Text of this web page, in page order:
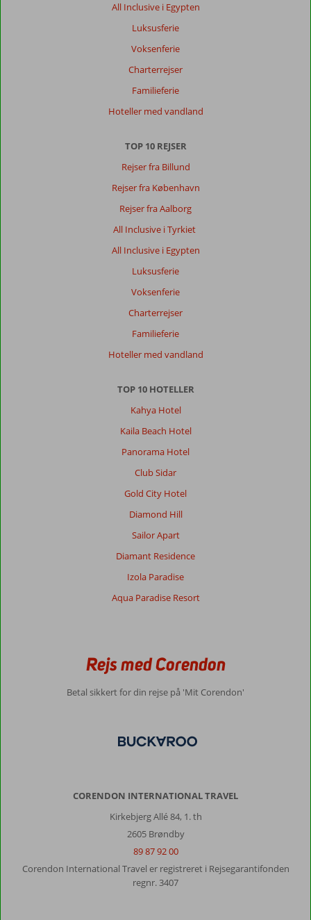
All Inclusive i Egypten
Luksusferie
Voksenferie
Charterrejser
Familieferie
Hoteller med vandland
TOP 10 REJSER
Rejser fra Billund
Rejser fra København
Rejser fra Aalborg
All Inclusive i Tyrkiet
All Inclusive i Egypten
Luksusferie
Voksenferie
Charterrejser
Familieferie
Hoteller med vandland
TOP 10 HOTELLER
Kahya Hotel
Kaila Beach Hotel
Panorama Hotel
Club Sidar
Gold City Hotel
Diamond Hill
Sailor Apart
Diamant Residence
Izola Paradise
Aqua Paradise Resort
Rejs med Corendon
Betal sikkert for din rejse på 'Mit Corendon'
CORENDON INTERNATIONAL TRAVEL
Kirkebjerg Allé 84, 1. th
2605 Brøndby
89 87 92 00
Corendon International Travel er registreret i Rejsegarantifonden
regnr. 3407